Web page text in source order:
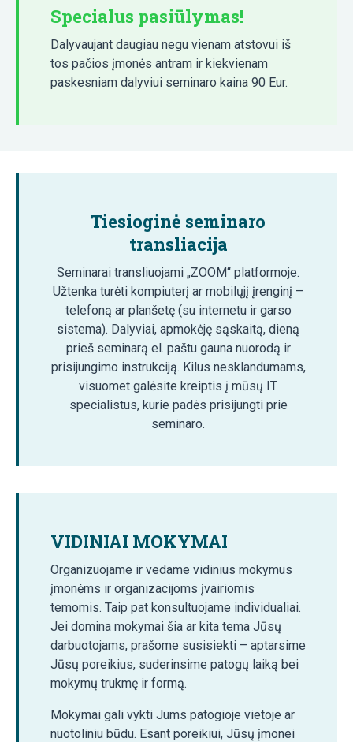
Specialus pasiūlymas!
Dalyvaujant daugiau negu vienam atstovui iš
tos pačios įmonės antram ir kiekvienam
paskesniam dalyviui seminaro kaina 90 Eur.
Tiesioginė seminaro
transliacija
Seminarai transliuojami „ZOOM“ platformoje.
Užtenka turėti kompiuterį ar mobilųjį įrenginį –
telefoną ar planšetę (su internetu ir garso
sistema). Dalyviai, apmokėję sąskaitą, dieną
prieš seminarą el. paštu gauna nuorodą ir
prisijungimo instrukciją. Kilus nesklandumams,
visuomet galėsite kreiptis į mūsų IT
specialistus, kurie padės prisijungti prie
seminaro.
VIDINIAI MOKYMAI
Organizuojame ir vedame vidinius mokymus
įmonėms ir organizacijoms įvairiomis
temomis. Taip pat konsultuojame individualiai.
Jei domina mokymai šia ar kita tema Jūsų
darbuotojams, prašome susisiekti – aptarsime
Jūsų poreikius, suderinsime patogų laiką bei
mokymų trukmę ir formą.
Mokymai gali vykti Jums patogioje vietoje ar
nuotoliniu būdu. Esant poreikiui, Jūsų įmonei